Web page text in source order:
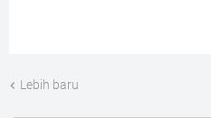
Lebih baru